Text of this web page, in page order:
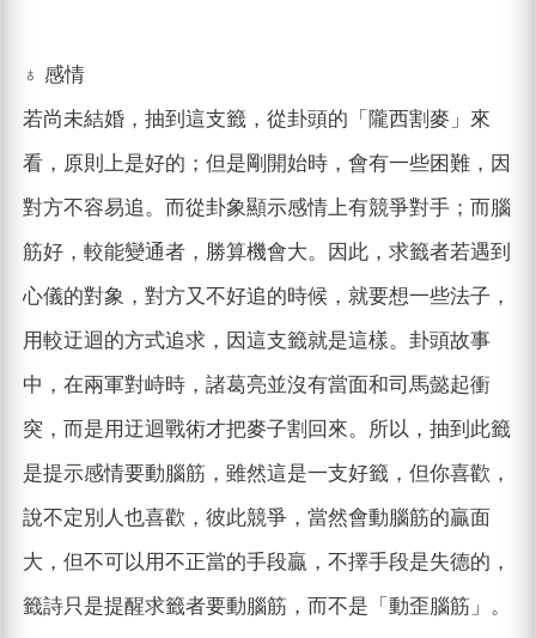
♁ 感情
若尚未結婚，抽到這支籤，從卦頭的「隴西割麥」來
看，原則上是好的；但是剛開始時，會有一些困難，因
對方不容易追。而從卦象顯示感情上有競爭對手；而腦
筋好，較能變通者，勝算機會大。因此，求籤者若遇到
心儀的對象，對方又不好追的時候，就要想一些法子，
用較迂迴的方式追求，因這支籤就是這樣。卦頭故事
中，在兩軍對峙時，諸葛亮並沒有當面和司馬懿起衝
突，而是用迂迴戰術才把麥子割回來。所以，抽到此籤
是提示感情要動腦筋，雖然這是一支好籤，但你喜歡，
說不定別人也喜歡，彼此競爭，當然會動腦筋的贏面
大，但不可以用不正當的手段贏，不擇手段是失德的，
籤詩只是提醒求籤者要動腦筋，而不是「動歪腦筋」。